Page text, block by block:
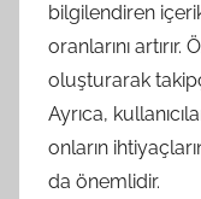
bilgilendiren
oranlarını
oluşturarak
Ayrıca,
onların
da önemlidir.